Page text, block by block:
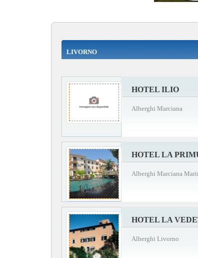
LIVORNO
HOTEL ILIO
Alberghi Marciana
HOTEL LA
Alberghi Marciana
HOTEL LA
Alberghi Livorno